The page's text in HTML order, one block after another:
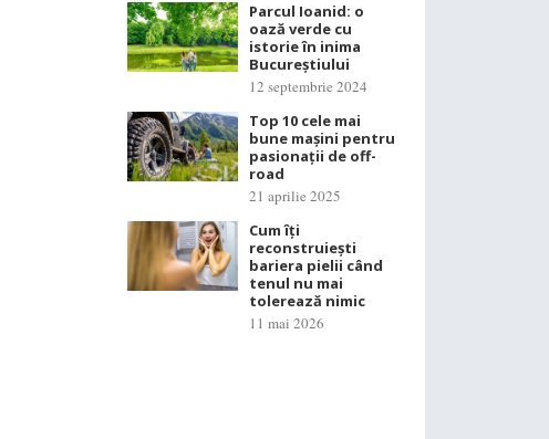
Parcul Ioanid: o
oază verde cu
istorie în inima
Bucureștiului
12 septembrie 2024
Top 10 cele mai
bune mașini pentru
pasionații de off-
road
21 aprilie 2025
Cum îți
reconstruiești
bariera pielii când
tenul nu mai
tolerează nimic
11 mai 2026